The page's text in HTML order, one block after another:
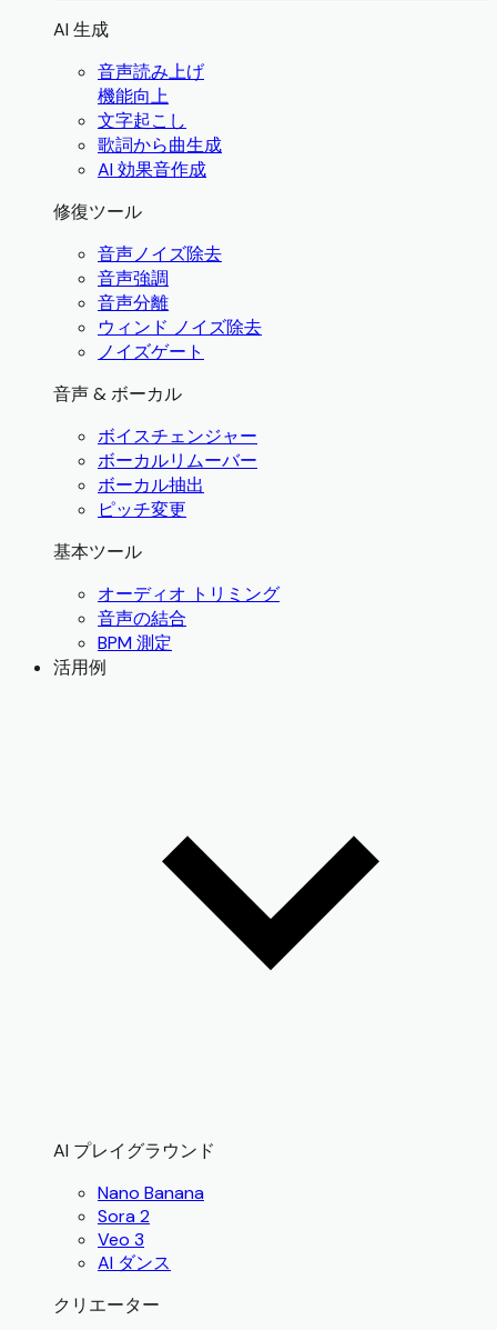
AI 生成
音声読み上げ
機能向上
文字起こし
歌詞から曲生成
AI 効果音作成
修復ツール
音声ノイズ除去
音声強調
音声分離
ウィンド ノイズ除去
ノイズゲート
音声 & ボーカル
ボイスチェンジャー
ボーカルリムーバー
ボーカル抽出
ピッチ変更
基本ツール
オーディオ トリミング
音声の結合
BPM 測定
活用例
AI プレイグラウンド
Nano Banana
Sora 2
Veo 3
AI ダンス
クリエーター